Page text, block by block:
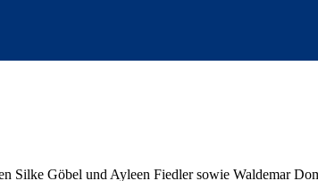
Silke Göbel und Ayleen Fiedler sowie Waldemar